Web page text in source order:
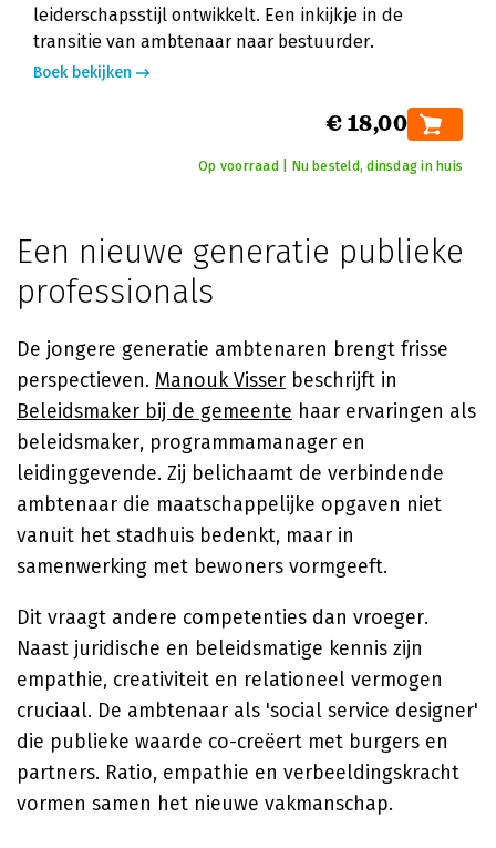
leiderschapsstijl ontwikkelt. Een inkijkje in de
transitie van ambtenaar naar bestuurder.
Boek bekijken
€ 18,00
Op voorraad | Nu besteld, dinsdag in huis
Een nieuwe generatie publieke
professionals
De jongere generatie ambtenaren brengt frisse
perspectieven. Manouk Visser beschrijft in
Beleidsmaker bij de gemeente haar ervaringen als
beleidsmaker, programmamanager en
leidinggevende. Zij belichaamt de verbindende
ambtenaar die maatschappelijke opgaven niet
vanuit het stadhuis bedenkt, maar in
samenwerking met bewoners vormgeeft.
Dit vraagt andere competenties dan vroeger.
Naast juridische en beleidsmatige kennis zijn
empathie, creativiteit en relationeel vermogen
cruciaal. De ambtenaar als 'social service designer'
die publieke waarde co-creëert met burgers en
partners. Ratio, empathie en verbeeldingskracht
vormen samen het nieuwe vakmanschap.